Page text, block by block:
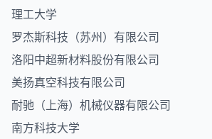
理工大学
罗杰斯科技（苏州）有限公司
洛阳中超新材料股份有限公司
美扬真空科技有限公司
耐驰（上海）机械仪器有限公司
南方科技大学